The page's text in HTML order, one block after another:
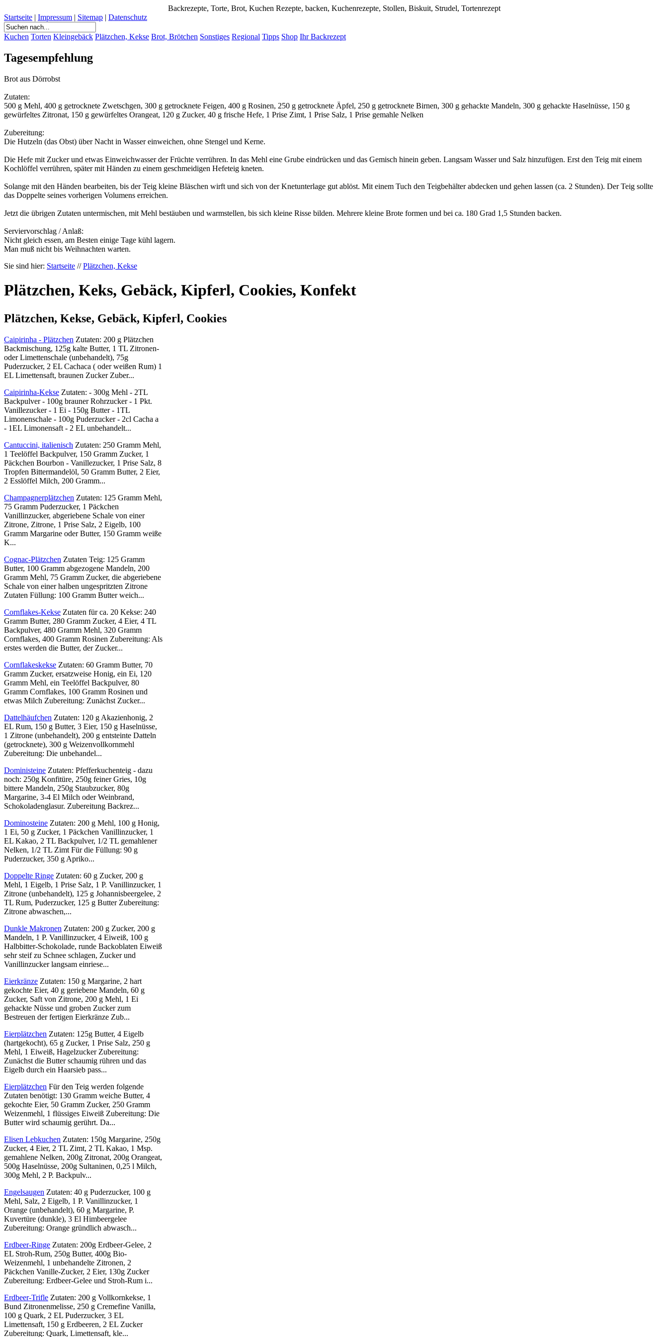
Backrezepte, Torte, Brot, Kuchen Rezepte, backen, Kuchenrezepte, Stollen, Biskuit, Strudel, Tortenrezept
Startseite | Impressum | Sitemap | Datenschutz
Kuchen Torten Kleingebäck Plätzchen, Kekse Brot, Brötchen Sonstiges Regional Tipps Shop Ihr Backrezept
Tagesempfehlung
Brot aus Dörrobst
Zutaten:
500 g Mehl, 400 g getrocknete Zwetschgen, 300 g getrocknete Feigen, 400 g Rosinen, 250 g getrocknete Äpfel, 250 g getrocknete Birnen, 300 g gehackte Mandeln, 300 g gehackte Haselnüsse, 150 g
gewürfeltes Zitronat, 150 g gewürfeltes Orangeat, 120 g Zucker, 40 g frische Hefe, 1 Prise Zimt, 1 Prise Salz, 1 Prise gemahle Nelken
Zubereitung:
Die Hutzeln (das Obst) über Nacht in Wasser einweichen, ohne Stengel und Kerne.
Die Hefe mit Zucker und etwas Einweichwasser der Früchte verrühren. In das Mehl eine Grube eindrücken und das Gemisch hinein geben. Langsam Wasser und Salz hinzufügen. Erst den Teig mit einem
Kochlöffel verrühren, später mit Händen zu einem geschmeidigen Hefeteig kneten.
Solange mit den Händen bearbeiten, bis der Teig kleine Bläschen wirft und sich von der Knetunterlage gut ablöst. Mit einem Tuch den Teigbehälter abdecken und gehen lassen (ca. 2 Stunden). Der Teig sollte
das Doppelte seines vorherigen Volumens erreichen.
Jetzt die übrigen Zutaten untermischen, mit Mehl bestäuben und warmstellen, bis sich kleine Risse bilden. Mehrere kleine Brote formen und bei ca. 180 Grad 1,5 Stunden backen.
Serviervorschlag / Anlaß:
Nicht gleich essen, am Besten einige Tage kühl lagern.
Man muß nicht bis Weihnachten warten.
Sie sind hier: Startseite //Plätzchen, Kekse
Plätzchen, Keks, Gebäck, Kipferl, Cookies, Konfekt
Plätzchen, Kekse, Gebäck, Kipferl, Cookies
Caipirinha - Plätzchen Zutaten: 200 g Plätzchen
Backmischung, 125g kalte Butter, 1 TL Zitronen-
oder Limettenschale (unbehandelt), 75g
Puderzucker, 2 EL Cachaca ( oder weißen Rum) 1
EL Limettensaft, braunen Zucker Zuber...
Caipirinha-Kekse Zutaten: - 300g Mehl - 2TL
Backpulver - 100g brauner Rohrzucker - 1 Pkt.
Vanillezucker - 1 Ei - 150g Butter - 1TL
Limonenschale - 100g Puderzucker - 2cl Cacha a
- 1EL Limonensaft - 2 EL unbehandelt...
Cantuccini, italienisch Zutaten: 250 Gramm Mehl,
1 Teelöffel Backpulver, 150 Gramm Zucker, 1
Päckchen Bourbon - Vanillezucker, 1 Prise Salz, 8
Tropfen Bittermandelöl, 50 Gramm Butter, 2 Eier,
2 Esslöffel Milch, 200 Gramm...
Champagnerplätzchen Zutaten: 125 Gramm Mehl,
75 Gramm Puderzucker, 1 Päckchen
Vanillinzucker, abgeriebene Schale von einer
Zitrone, Zitrone, 1 Prise Salz, 2 Eigelb, 100
Gramm Margarine oder Butter, 150 Gramm weiße
K...
Cognac-Plätzchen Zutaten Teig: 125 Gramm
Butter, 100 Gramm abgezogene Mandeln, 200
Gramm Mehl, 75 Gramm Zucker, die abgeriebene
Schale von einer halben ungespritzten Zitrone
Zutaten Füllung: 100 Gramm Butter weich...
Cornflakes-Kekse Zutaten für ca. 20 Kekse: 240
Gramm Butter, 280 Gramm Zucker, 4 Eier, 4 TL
Backpulver, 480 Gramm Mehl, 320 Gramm
Cornflakes, 400 Gramm Rosinen Zubereitung: Als
erstes werden die Butter, der Zucker...
Cornflakeskekse Zutaten: 60 Gramm Butter, 70
Gramm Zucker, ersatzweise Honig, ein Ei, 120
Gramm Mehl, ein Teelöffel Backpulver, 80
Gramm Cornflakes, 100 Gramm Rosinen und
etwas Milch Zubereitung: Zunächst Zucker...
Dattelhäufchen Zutaten: 120 g Akazienhonig, 2
EL Rum, 150 g Butter, 3 Eier, 150 g Haselnüsse,
1 Zitrone (unbehandelt), 200 g entsteinte Datteln
(getrocknete), 300 g Weizenvollkornmehl
Zubereitung: Die unbehandel...
Doministeine Zutaten: Pfefferkuchenteig - dazu
noch: 250g Konfitüre, 250g feiner Gries, 10g
bittere Mandeln, 250g Staubzucker, 80g
Margarine, 3-4 El Milch oder Weinbrand,
Schokoladenglasur. Zubereitung Backrez...
Dominosteine Zutaten: 200 g Mehl, 100 g Honig,
1 Ei, 50 g Zucker, 1 Päckchen Vanillinzucker, 1
EL Kakao, 2 TL Backpulver, 1/2 TL gemahlener
Nelken, 1/2 TL Zimt Für die Füllung: 90 g
Puderzucker, 350 g Apriko...
Doppelte Ringe Zutaten: 60 g Zucker, 200 g
Mehl, 1 Eigelb, 1 Prise Salz, 1 P. Vanillinzucker, 1
Zitrone (unbehandelt), 125 g Johannisbeergelee, 2
TL Rum, Puderzucker, 125 g Butter Zubereitung:
Zitrone abwaschen,...
Dunkle Makronen Zutaten: 200 g Zucker, 200 g
Mandeln, 1 P. Vanillinzucker, 4 Eiweiß, 100 g
Halbbitter-Schokolade, runde Backoblaten Eiweiß
sehr steif zu Schnee schlagen, Zucker und
Vanillinzucker langsam einriese...
Eierkränze Zutaten: 150 g Margarine, 2 hart
gekochte Eier, 40 g geriebene Mandeln, 60 g
Zucker, Saft von Zitrone, 200 g Mehl, 1 Ei
gehackte Nüsse und groben Zucker zum
Bestreuen der fertigen Eierkränze Zub...
Eierplätzchen Zutaten: 125g Butter, 4 Eigelb
(hartgekocht), 65 g Zucker, 1 Prise Salz, 250 g
Mehl, 1 Eiweiß, Hagelzucker Zubereitung:
Zunächst die Butter schaumig rühren und das
Eigelb durch ein Haarsieb pass...
Eierplätzchen Für den Teig werden folgende
Zutaten benötigt: 130 Gramm weiche Butter, 4
gekochte Eier, 50 Gramm Zucker, 250 Gramm
Weizenmehl, 1 flüssiges Eiweiß Zubereitung: Die
Butter wird schaumig gerührt. Da...
Elisen Lebkuchen Zutaten: 150g Margarine, 250g
Zucker, 4 Eier, 2 TL Zimt, 2 TL Kakao, 1 Msp.
gemahlene Nelken, 200g Zitronat, 200g Orangeat,
500g Haselnüsse, 200g Sultaninen, 0,25 l Milch,
300g Mehl, 2 P. Backpulv...
Engelsaugen Zutaten: 40 g Puderzucker, 100 g
Mehl, Salz, 2 Eigelb, 1 P. Vanillinzucker, 1
Orange (unbehandelt), 60 g Margarine, P.
Kuvertüre (dunkle), 3 El Himbeergelee
Zubereitung: Orange gründlich abwasch...
Erdbeer-Ringe Zutaten: 200g Erdbeer-Gelee, 2
EL Stroh-Rum, 250g Butter, 400g Bio-
Weizenmehl, 1 unbehandelte Zitronen, 2
Päckchen Vanille-Zucker, 2 Eier, 130g Zucker
Zubereitung: Erdbeer-Gelee und Stroh-Rum i...
Erdbeer-Trifle Zutaten: 200 g Vollkornkekse, 1
Bund Zitronenmelisse, 250 g Cremefine Vanilla,
100 g Quark, 2 EL Puderzucker, 3 EL
Limettensaft, 150 g Erdbeeren, 2 EL Zucker
Zubereitung: Quark, Limettensaft, kle...